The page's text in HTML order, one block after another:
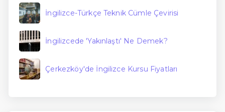
İngilizce-Türkçe Teknik Cümle Çevirisi
İngilizcede 'Yakınlaştı' Ne Demek?
Çerkezköy'de İngilizce Kursu Fiyatları